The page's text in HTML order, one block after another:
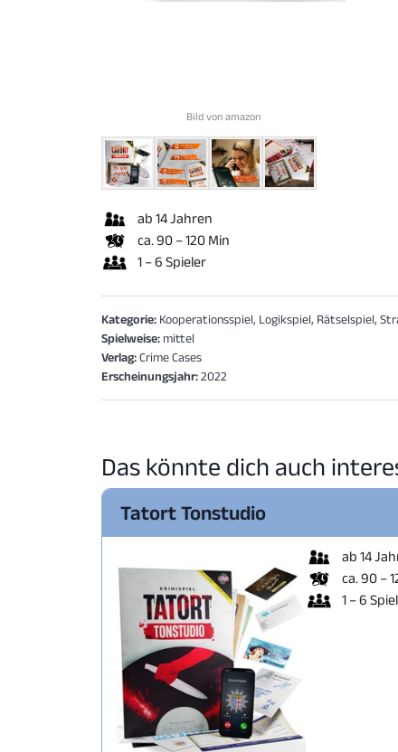
Bild von amazon
ab 14 Jahren
ca. 90 – 120 Min
1 – 6 Spieler
Kategorie: Kooperationsspiel, Logikspiel, Rätselspiel,
Spielweise: mittel
Verlag:Crime Cases
Erscheinungsjahr:2022
Das könnte dich auch
Tatort Tonstudio
ab 14
ca. 90 –
1 – 6